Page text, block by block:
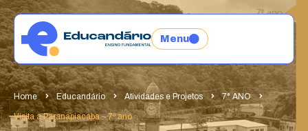
Menu
Home Educandário Atividades e Projetos 7° ANO
Visita a Paranapiacaba – 7º ano